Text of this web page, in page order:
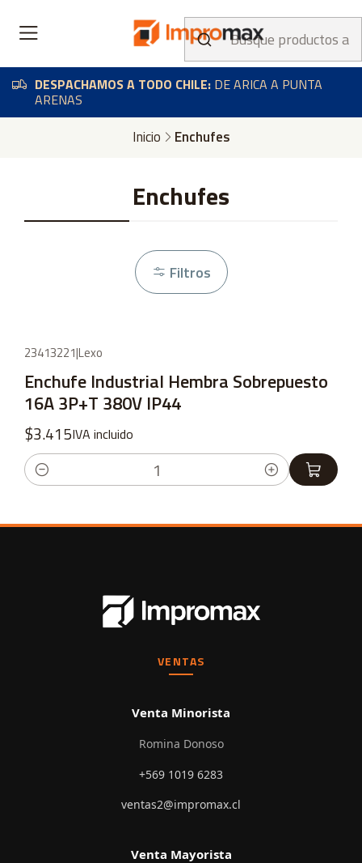
DESPACHAMOS A TODO CHILE: DE ARICA A PUNTA
ARENAS
Inicio Enchufes
Enchufes
Filtros
23413221|Lexo
Enchufe Industrial Hembra Sobrepuesto
16A 3P+T 380V IP44
$3.415IVA incluido
Cantidad
VENTAS
Venta Minorista
Romina Donoso
+569 1019 6283
ventas2@impromax.cl
Venta Mayorista